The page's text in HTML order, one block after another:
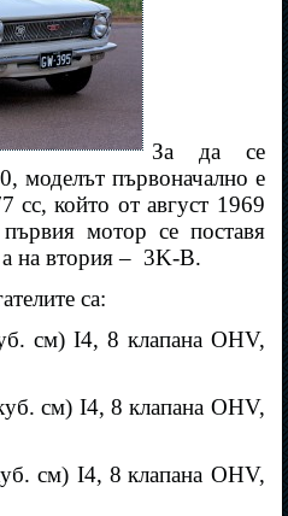
За да се
моделът първоначално е
cc, който от август 1969
мотор се поставя
на втория – 3K-B.
са:
см) I4, 8 клапана OHV,
см) I4, 8 клапана OHV,
см) I4, 8 клапана OHV,